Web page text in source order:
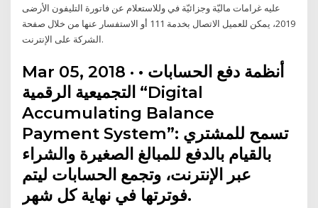
عليه غرامات ماليّة وجزائيّة في وللاستعلام عن فاتورة التليفون الأرضى
2019، يمكن للعميل الاتصال بخدمة 111 أو الاستفسار عنها من خلال صفحة
الشركة على الإنترنت.
Mar 05, 2018 · • أنظمة دفع الحسابات
التجميعية الرقمية “Digital
Accumulating Balance
Payment System”: تسمح للمشتري
بالقيام بالدفع للمبالغ الصغيرة والشراء
عبر الإنترنت، وتجمع الحسابات ليتم
فوترتها في نهاية كل شهر.